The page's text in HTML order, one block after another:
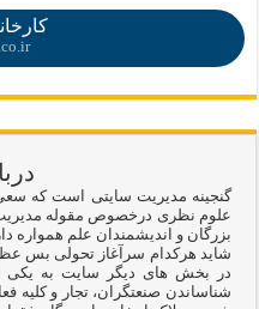
گنجینه مدیریت سایتی است که
علوم نظری درخصوص مقوله مدیریت
بزرگان و اندیشمندان علم همواره
شاید هرکدام سرآغاز تحولی بس
در بخش های دیگر سایت به یکی
شناساندن صنعتگران، تجار و کلیه